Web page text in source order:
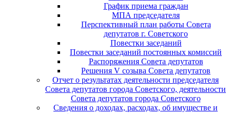
График приема граждан
МПА председателя
Перспективный план работы Совета
депутатов г. Советского
Повестки заседаний
Повестки заседаний постоянных комиссий
Распоряжения Совета депутатов
Решения V созыва Совета депутатов
Отчет о результатах деятельности председателя
Совета депутатов города Советского, деятельности
Совета депутатов города Советского
Сведения о доходах, расходах, об имуществе и